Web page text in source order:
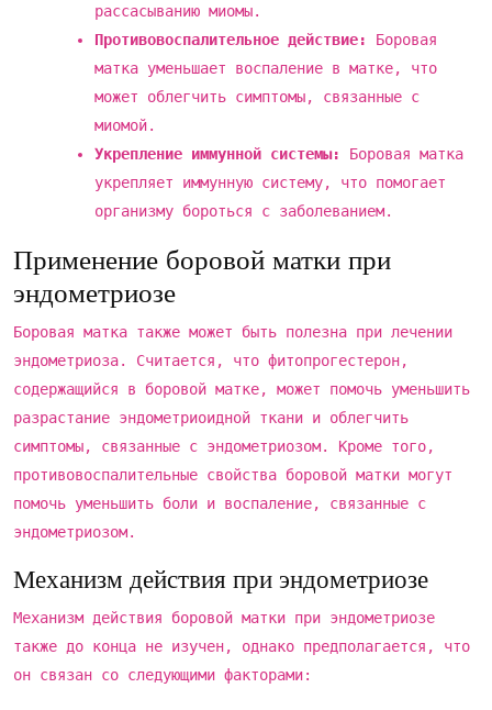
рассасыванию миомы.
Противовоспалительное действие:
Боровая
матка уменьшает воспаление в матке, что
может облегчить симптомы, связанные с
миомой.
Укрепление иммунной системы:
Боровая матка
укрепляет иммунную систему, что помогает
организму бороться с заболеванием.
Применение боровой матки при
эндометриозе
Боровая матка также может быть полезна при лечении
эндометриоза. Считается, что фитопрогестерон,
содержащийся в боровой матке, может помочь уменьшить
разрастание эндометриоидной ткани и облегчить
симптомы, связанные с эндометриозом. Кроме того,
противовоспалительные свойства боровой матки могут
помочь уменьшить боли и воспаление, связанные с
эндометриозом.
Механизм действия при эндометриозе
Механизм действия боровой матки при эндометриозе
также до конца не изучен, однако предполагается, что
он связан со следующими факторами: